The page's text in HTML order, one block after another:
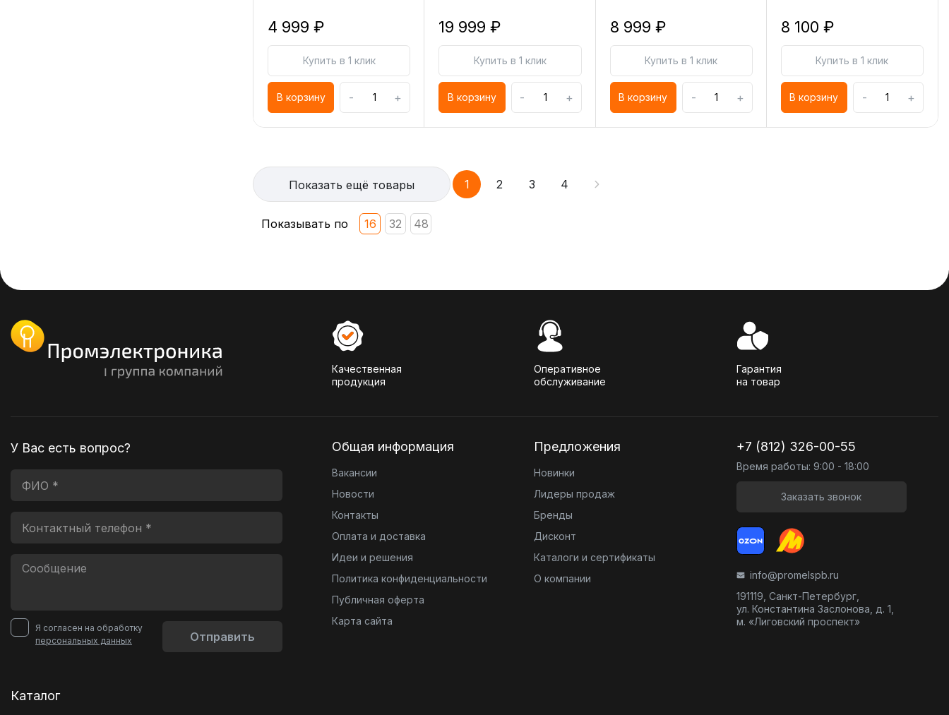
4 999 ₽
Купить в 1 клик
В корзину - +
19 999 ₽
Купить в 1 клик
В корзину - +
8 999 ₽
Купить в 1 клик
В корзину - +
8 100 ₽
Купить в 1 клик
В корзину - +
Показать ещё товары 1 2 3 4
Показывать по 16 32 48
Качественная
продукция
Оперативное
обслуживание
Гарантия
на товар
У Вас есть вопрос?
Я согласен на обработку
персональных данных
Отправить
Общая информация
Вакансии
Новости
Контакты
Оплата и доставка
Идеи и решения
Политика конфиденциальности
Публичная оферта
Карта сайта
Предложения
Новинки
Лидеры продаж
Бренды
Дисконт
Каталоги и сертификаты
О компании
+7 (812) 326-00-55
Время работы: 9:00 - 18:00
Заказать звонок
info@promelspb.ru
191119, Санкт-Петербург,
ул. Константина Заслонова, д. 1,
м. «Лиговский проспект»
Каталог